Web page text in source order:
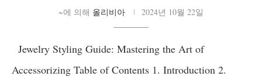
~에 의해 올리비아 2024년 10월 22일
Jewelry Styling Guide: Mastering the Art of
Accessorizing Table of Contents 1. Introduction 2.